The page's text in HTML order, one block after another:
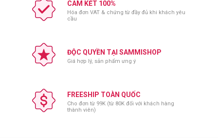
Để nơi khô ráo, thoáng mát.
Tránh ánh nắng trực tiếp.
Thông số sản phẩm:
Thương hiệu:
Pyunkang Yul
Dung tích:100ml
Hạn sử dụng:
Xem trên bao bì sản phẩm.
CAM KẾT 100%
Hóa đơn VAT & chứng từ đầy đủ khi khách yêu
cầu
ĐỘC QUYỀN TẠI SAMMISHOP
Giá hợp lý, sản phẩm ưng ý
FREESHIP TOÀN QUỐC
Cho đơn từ 99K (từ 80K đối với khách hàng
thành viên)